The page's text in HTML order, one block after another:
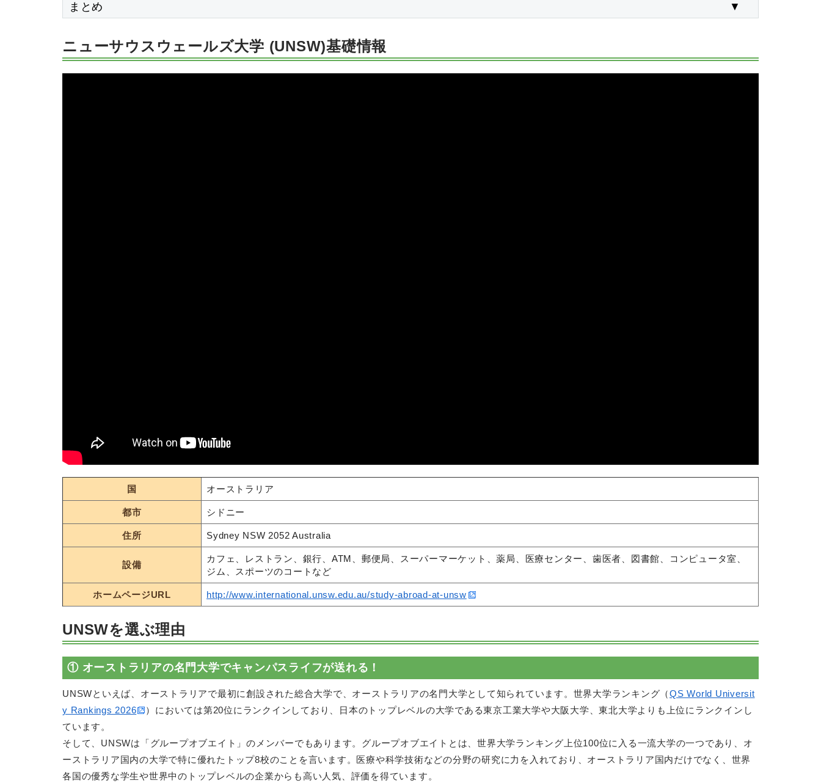
まとめ
▼
ニューサウスウェールズ大学 (UNSW)基礎情報
国 オーストラリア
都市 シドニー
住所 Sydney NSW 2052 Australia
設備
カフェ、レストラン、銀行、ATM、郵便局、スーパーマーケット、薬局、医療センター、歯医者、図書館、コンピュータ室、
ジム、スポーツのコートなど
ホームページURL http://www.international.unsw.edu.au/study-abroad-at-unsw
UNSWを選ぶ理由
① オーストラリアの名門大学でキャンパスライフが送れる！
UNSWといえば、オーストラリアで最初に創設された総合大学で、オーストラリアの名門大学として知られています。世界大学ランキング（QS World Universit
y Rankings 2026
）においては第20位にランクインしており、日本のトップレベルの大学である東京工業大学や大阪大学、東北大学よりも上位にランクインし
ています。
そして、UNSWは「グループオブエイト」のメンバーでもあります。グループオブエイトとは、世界大学ランキング上位100位に入る一流大学の一つであり、オ
ーストラリア国内の大学で特に優れたトップ8校のことを言います。医療や科学技術などの分野の研究に力を入れており、オーストラリア国内だけでなく、世界
各国の優秀な学生や世界中のトップレベルの企業からも高い人気、評価を得ています。